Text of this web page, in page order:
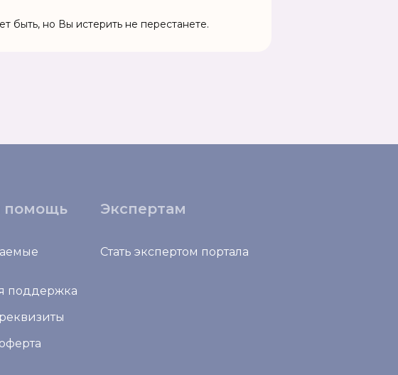
но Вы истерить не перестанете.
помощь
поддержка
Экспертам
Стать экспертом портала